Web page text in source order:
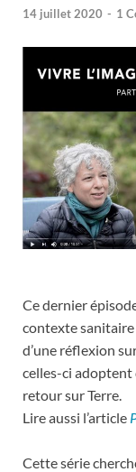
14 juillet 2020 - 1
Ce dernier
contexte sanitaire
d’une réflexion
celles-ci adoptent
retour sur Terre.
Lire aussi l’article
Cette série